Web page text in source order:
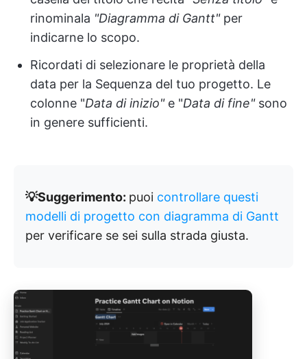
rinominala "Diagramma di Gantt"per
indicarne lo scopo.
Ricordati di selezionare le proprietà della
data per la Sequenza del tuo progetto. Le
colonne "Data di inizio"e "Data di fine"sono
in genere sufficienti.
💡Suggerimento: puoi controllare questi
modelli di progetto con diagramma di Gantt
per verificare se sei sulla strada giusta.